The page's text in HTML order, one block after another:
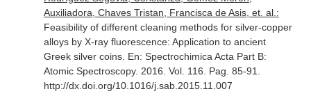
Auxiliadora, Chaves Tristan, Francisca de Asis, et. al.:
Feasibility of different cleaning methods for silver-copper
alloys by X-ray fluorescence: Application to ancient
Greek silver coins. En: Spectrochimica Acta Part B:
Atomic Spectroscopy. 2016. Vol. 116. Pag. 85-91.
http://dx.doi.org/10.1016/j.sab.2015.11.007